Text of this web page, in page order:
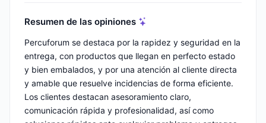
Resumen de las opiniones
Percuforum se destaca por la rapidez y seguridad en la
entrega, con productos que llegan en perfecto estado
y bien embalados, y por una atención al cliente directa
y amable que resuelve incidencias de forma eficiente.
Los clientes destacan asesoramiento claro,
comunicación rápida y profesionalidad, así como